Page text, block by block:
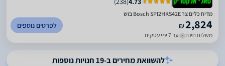
מדיח כלים ‏צר Bosch SPI2HKS42E בוש
₪2,824
משלוח חינם עד 7 ימי עסקים
לפרטים נוספים
להשוואת מחירים ב-19 חנויות נוספות